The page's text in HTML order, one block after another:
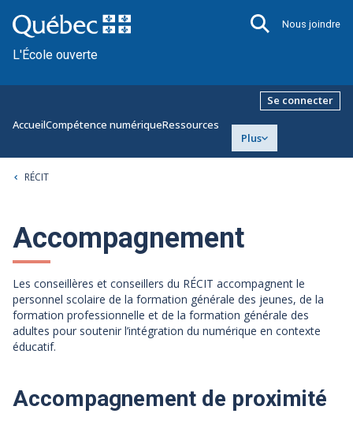
L'École ouverte
Nous joindre
AccueilCompétence numériqueRessources
Plus
Se connecter
RÉCIT
Accompagnement
Les conseillères et conseillers du RÉCIT accompagnent le
personnel scolaire de la formation générale des jeunes, de la
formation professionnelle et de la formation générale des
adultes pour soutenir l’intégration du numérique en contexte
éducatif.
Accompagnement de proximité